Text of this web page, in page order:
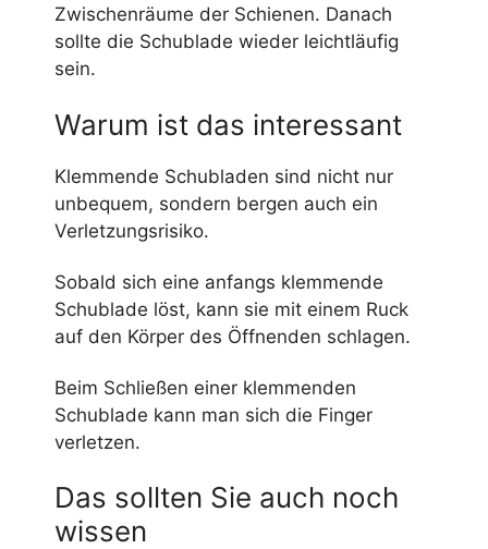
Zwischenräume der Schienen. Danach
sollte die Schublade wieder leichtläufig
sein.
Warum ist das interessant
Klemmende Schubladen sind nicht nur
unbequem, sondern bergen auch ein
Verletzungsrisiko.
Sobald sich eine anfangs klemmende
Schublade löst, kann sie mit einem Ruck
auf den Körper des Öffnenden schlagen.
Beim Schließen einer klemmenden
Schublade kann man sich die Finger
verletzen.
Das sollten Sie auch noch
wissen